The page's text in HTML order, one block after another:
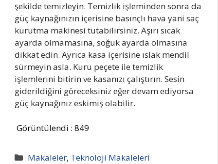
şekilde temizleyin. Temizlik işleminden sonra da
güç kaynağınızın içerisine basınçlı hava yani saç
kurutma makinesi tutabilirsiniz. Aşırı sıcak
ayarda olmamasına, soğuk ayarda olmasına
dikkat edin. Ayrıca kasa içerisine ıslak mendil
sürmeyin asla. Kuru peçete ile temizlik
işlemlerini bitirin ve kasanızı çalıştırın. Sesin
giderildiğini göreceksiniz eğer devam ediyorsa
güç kaynağınız eskimiş olabilir.
Görüntülendi : 849
Kategoriler
Makaleler, Teknoloji Makaleleri